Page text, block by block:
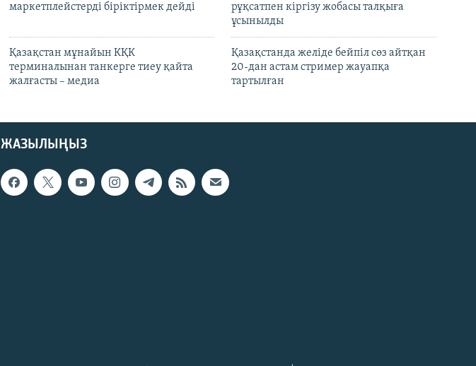
маркетплейстерді біріктірмек дейді
рұқсатпен кіргізу жобасы талқыға
ұсынылды
Қазақстан мұнайын КҚК
терминалынан танкерге тиеу қайта
жалғасты – медиа
Қазақстанда желіде бейпіл сөз айтқан
20-дан астам стример жауапқа
тартылған
ЖАЗЫЛЫҢЫЗ